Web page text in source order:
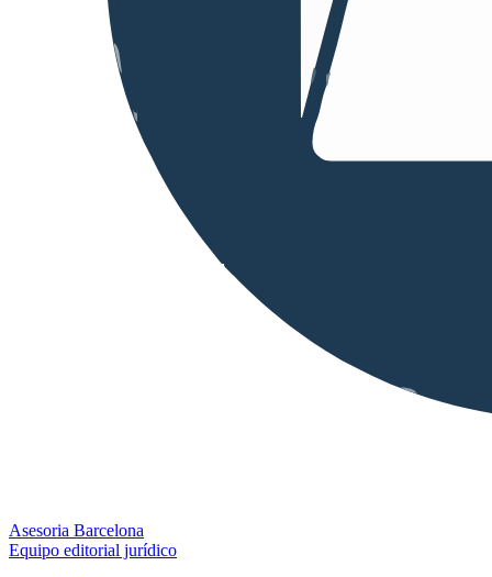
Asesoria Barcelona
Equipo editorial jurídico